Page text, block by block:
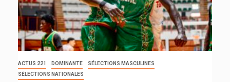
ACTUS 221 DOMINANTE
SÉLECTIONS MASCULINES
SÉLECTIONS NATIONALES